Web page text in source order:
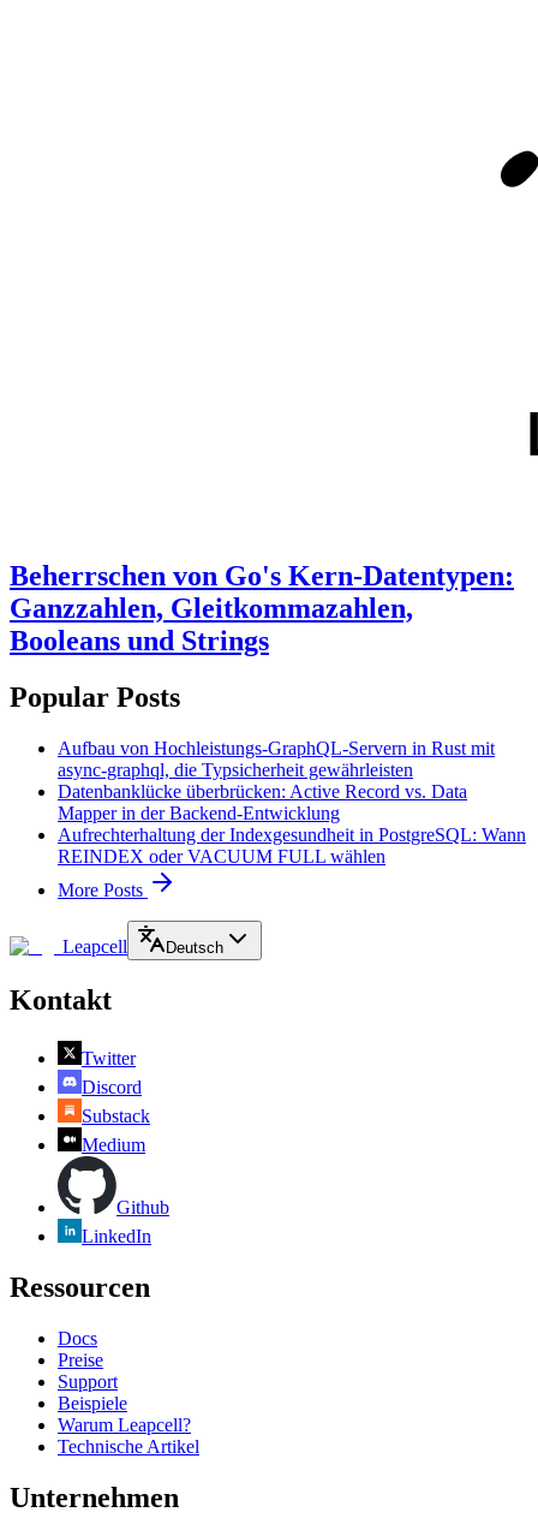
Beherrschen von Go's Kern-Datentypen:
Ganzzahlen, Gleitkommazahlen,
Booleans und Strings
Popular Posts
Aufbau von Hochleistungs-GraphQL-Servern in Rust mit
async-graphql, die Typsicherheit gewährleisten
Datenbanklücke überbrücken: Active Record vs. Data
Mapper in der Backend-Entwicklung
Aufrechterhaltung der Indexgesundheit in PostgreSQL: Wann
REINDEX oder VACUUM FULL wählen
More Posts
Leapcell Deutsch
Kontakt
Twitter
Discord
Substack
Medium
Github
LinkedIn
Ressourcen
Docs
Preise
Support
Beispiele
Warum Leapcell?
Technische Artikel
Unternehmen